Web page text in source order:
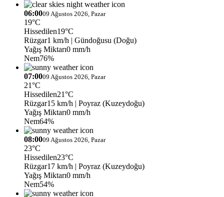
06:0009 Ağustos 2026, Pazar
19°C
Hissedilen19°C
Rüzgar1 km/h | Gündoğusu (Doğu)
Yağış Miktarı0 mm/h
Nem76%
07:0009 Ağustos 2026, Pazar
21°C
Hissedilen21°C
Rüzgar15 km/h | Poyraz (Kuzeydoğu)
Yağış Miktarı0 mm/h
Nem64%
08:0009 Ağustos 2026, Pazar
23°C
Hissedilen23°C
Rüzgar17 km/h | Poyraz (Kuzeydoğu)
Yağış Miktarı0 mm/h
Nem54%